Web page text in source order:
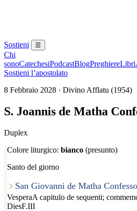
Sostieni ☰
Chi
sonoCatechesiPodcastBlogPreghiereLibri
Sostieni l’apostolato
8 Febbraio 2028 · Divino Afflatu (1954)
S. Joannis de Matha
Duplex
Colore liturgico: bianco (presunto)
Santo del giorno
San Giovanni de Matha
VesperaA capitulo de sequenti;
DiesF.III